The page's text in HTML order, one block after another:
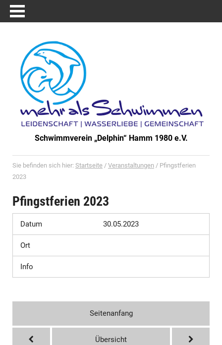
Schwimmverein „Delphin“ Hamm 1980 e.V.
Sie befinden sich hier: Startseite / Veranstaltungen / Pfingstferien
2023
Pfingstferien 2023
Datum 30.05.2023
Ort
Info
Seitenanfang
Übersicht